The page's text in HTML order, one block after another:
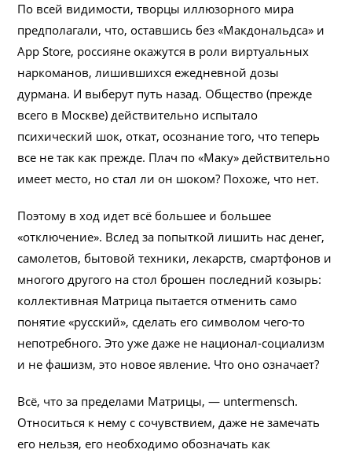
По всей видимости, творцы иллюзорного мира
предполагали, что, оставшись без «Макдональдса» и
App Store, россияне окажутся в роли виртуальных
наркоманов, лишившихся ежедневной дозы
дурмана. И выберут путь назад. Общество (прежде
всего в Москве) действительно испытало
психический шок, откат, осознание того, что теперь
все не так как прежде. Плач по «Маку» действительно
имеет место, но стал ли он шоком? Похоже, что нет.
Поэтому в ход идет всё большее и большее
«отключение». Вслед за попыткой лишить нас денег,
самолетов, бытовой техники, лекарств, смартфонов и
многого другого на стол брошен последний козырь:
коллективная Матрица пытается отменить само
понятие «русский», сделать его символом чего-то
непотребного. Это уже даже не национал-социализм
и не фашизм, это новое явление. Что оно означает?
Всё, что за пределами Матрицы, — untermensch.
Относиться к нему с сочувствием, даже не замечать
его нельзя, его необходимо обозначать как